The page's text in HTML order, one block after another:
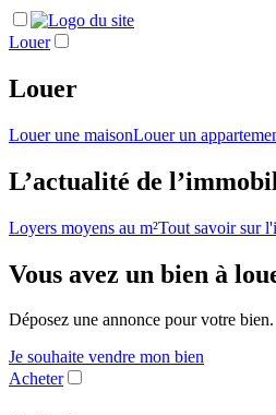
Louer
Louer
Louer une maisonLouer un
L’actualité de
Loyers moyens au m²Tout savoir sur
Vous avez un bien à
Déposez une annonce pour votre bien.
Je souhaite vendre mon bien
Acheter